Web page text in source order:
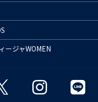
ージャWOMEN